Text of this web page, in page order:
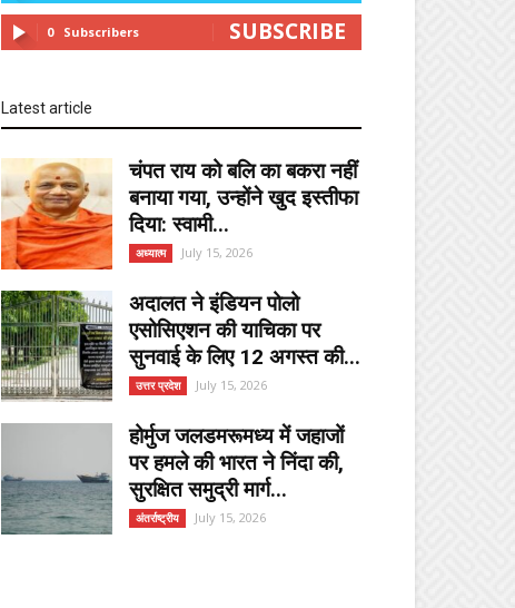
0 Subscribers SUBSCRIBE
Latest article
चंपत राय को बलि का बकरा नहीं
बनाया गया, उन्होंने खुद इस्तीफा
दिया: स्वामी...
अध्यात्म July 15, 2026
अदालत ने इंडियन पोलो
एसोसिएशन की याचिका पर
सुनवाई के लिए 12 अगस्त की...
उत्तर प्रदेश July 15, 2026
होर्मुज जलडमरूमध्य में जहाजों
पर हमले की भारत ने निंदा की,
सुरक्षित समुद्री मार्ग...
अंतर्राष्ट्रीय July 15, 2026